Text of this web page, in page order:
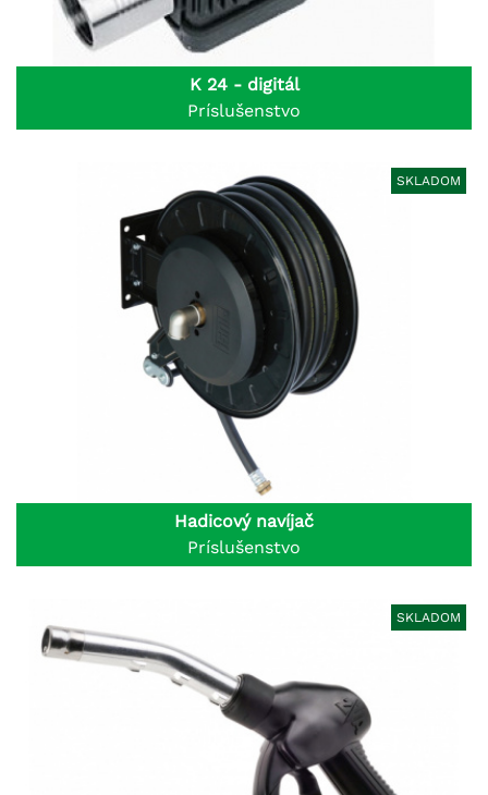
K 24 - digitál
Príslušenstvo
SKLADOM
Hadicový navíjač
Príslušenstvo
SKLADOM